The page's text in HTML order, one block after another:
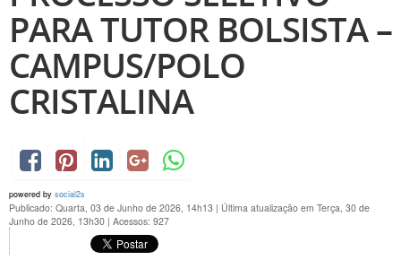
PARA TUTOR BOLSISTA –
CAMPUS/POLO
CRISTALINA
powered by social2s
Publicado: Quarta, 03 de Junho de 2026, 14h13 | Última atualização em Terça, 30 de
Junho de 2026, 13h30 | Acessos: 927